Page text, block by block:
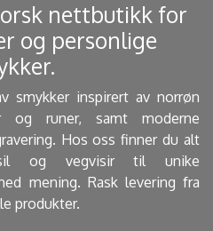
nettbutikk for
og personlige
smykker inspirert av norrøn
og runer, samt moderne
Hos oss finner du alt
og vegvisir til unike
mening. Rask levering fra
produkter.